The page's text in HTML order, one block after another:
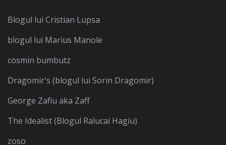
Blogul lui Cristian Lupsa
blogul lui Marius Manole
cosmin bumbutz
Dragomir's (blogul lui Sorin Dragomir)
George Zafiu aka Zaff
The Idealist (Blogul Ralucai Hagiu)
zoso